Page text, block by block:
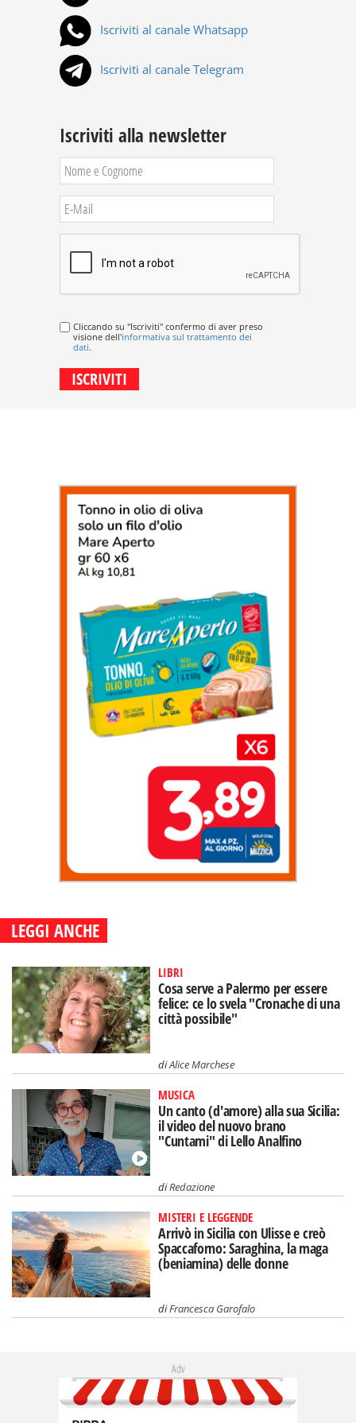
Iscriviti al canale Whatsapp
Iscriviti al canale Telegram
Iscriviti alla newsletter
Cliccando su "Iscriviti" confermo di aver preso
visione dell'informativa sul trattamento dei
dati.
LEGGI ANCHE
LIBRI
Cosa serve a Palermo per essere
felice: ce lo svela "Cronache di una
città possibile"
diAlice Marchese
MUSICA
Un canto (d'amore) alla sua Sicilia:
il video del nuovo brano
"Cuntami" di Lello Analfino
diRedazione
MISTERI E LEGGENDE
Arrivò in Sicilia con Ulisse e creò
Spaccaforno: Saraghina, la maga
(beniamina) delle donne
diFrancesca Garofalo
Adv